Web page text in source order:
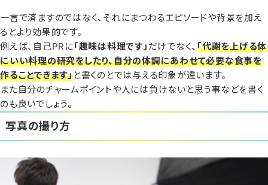
一言で済ますのではなく、それにまつわるエピソードや背景を加え
るとより効果的です。
例えば、自己PRに「趣味は料理です」 だけでなく、 「代謝を上げる体
にいい料理の研究をしたり、自分の体調にあわせて必要な食事を
作ることできます」と書くのとでは与える印象が違います。
また自分のチャームポイントや人には負けないと思う事などを書く
のも良いでしょう。
写真の撮り方